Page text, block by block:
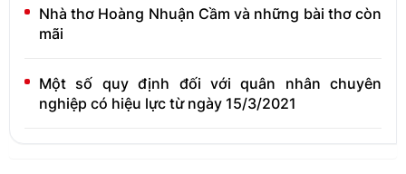
Nhà thơ Hoàng Nhuận Cầm và những bài thơ còn
mãi
Một số quy định đối với quân nhân chuyên
nghiệp có hiệu lực từ ngày 15/3/2021